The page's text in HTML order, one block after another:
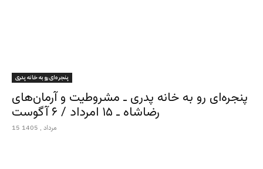
پنجره‌ای رو به خانه پدری
پنجره‌ای رو به خانه پدری ـ مشروطیت و آرمان‌های
رضاشاه ـ ۱۵ امرداد / ۶ آگوست
15 مرداد , 1405